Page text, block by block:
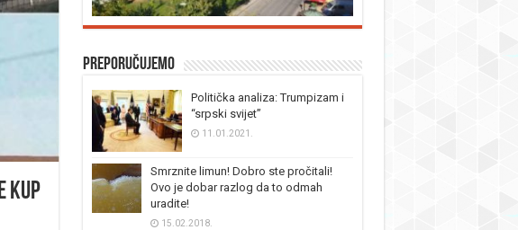
Preporučujemo
Politička analiza: Trumpizam i
“srpski svijet”
11.01.2021.
Smrznite limun! Dobro ste pročitali!
Ovo je dobar razlog da to odmah
uradite!
15.02.2018.